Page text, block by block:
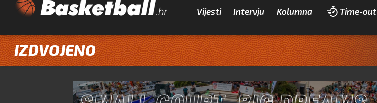
Vijesti Intervju Kolumna Time-out
IZDVOJENO